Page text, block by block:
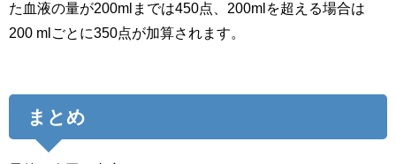
た血液の量が200mlまでは450点、200mlを超える場合は
200 mlごとに350点が加算されます。
まとめ